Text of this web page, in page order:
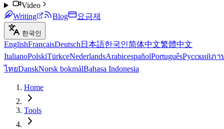
Video
Writing
Blog 요금제
한국인
EnglishFrançaisDeutsch 日本語한국인简体中文繁體中文
ItalianoPolskiTürkçeNederlandsArabicespañolPortuguêsРусскийภา
ไทยDanskNorsk bokmålBahasa Indonesia
Home
Tools